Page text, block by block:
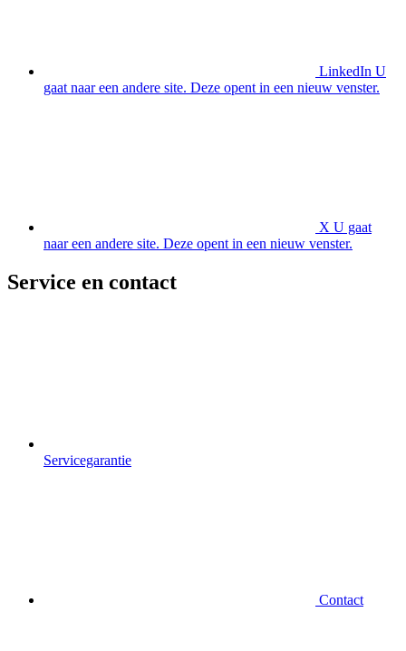
LinkedIn U
gaat naar een andere site. Deze opent in een nieuw venster.
X U gaat
naar een andere site. Deze opent in een nieuw venster.
Service en contact
Servicegarantie
Contact